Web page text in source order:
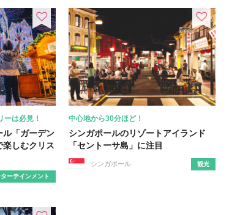
ーは必見！
ル「ガーデン
楽しむクリス
ーテインメント
中心地から30分ほど！
シンガポールのリゾートアイランド
「セントーサ島」に注目
シンガポール 観光